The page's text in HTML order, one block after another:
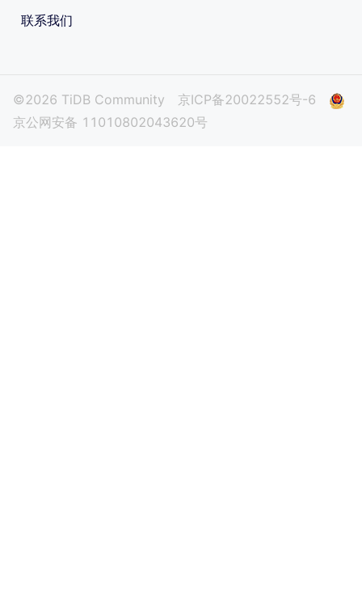
联系我们
©2026 TiDB Community
京ICP备20022552号-6
京公网安备 11010802043620号